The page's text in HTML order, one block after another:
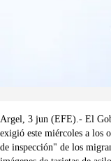
Argel, 3 jun (EFE).- El
exigió este miércoles a los
de inspección" de los